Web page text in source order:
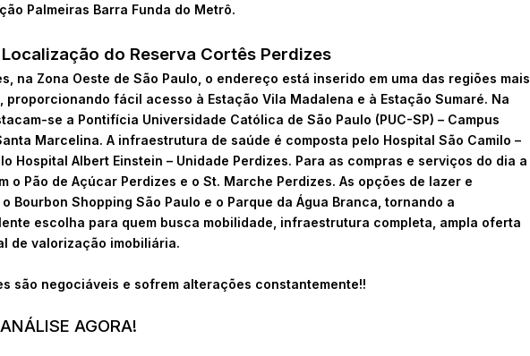
Palmeiras Barra Funda do Metrô.
do Reserva Cortês Perdizes
na Zona Oeste de São Paulo, o endereço está inserido em uma das regiões mais
fácil acesso à Estação Vila Madalena e à Estação Sumaré. Na
se a Pontifícia Universidade Católica de São Paulo (PUC-SP) – Campus
Marcelina. A infraestrutura de saúde é composta pelo Hospital São Camilo –
Hospital Albert Einstein – Unidade Perdizes. Para as compras e serviços do dia a
o Pão de Açúcar Perdizes e o St. Marche Perdizes. As opções de lazer e
Bourbon Shopping São Paulo e o Parque da Água Branca, tornando a
escolha para quem busca mobilidade, infraestrutura completa, ampla oferta
de valorização imobiliária.
são negociáveis e sofrem alterações constantemente!!
AGORA!